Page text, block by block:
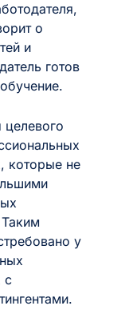
о
и
готов
которые не
у
с